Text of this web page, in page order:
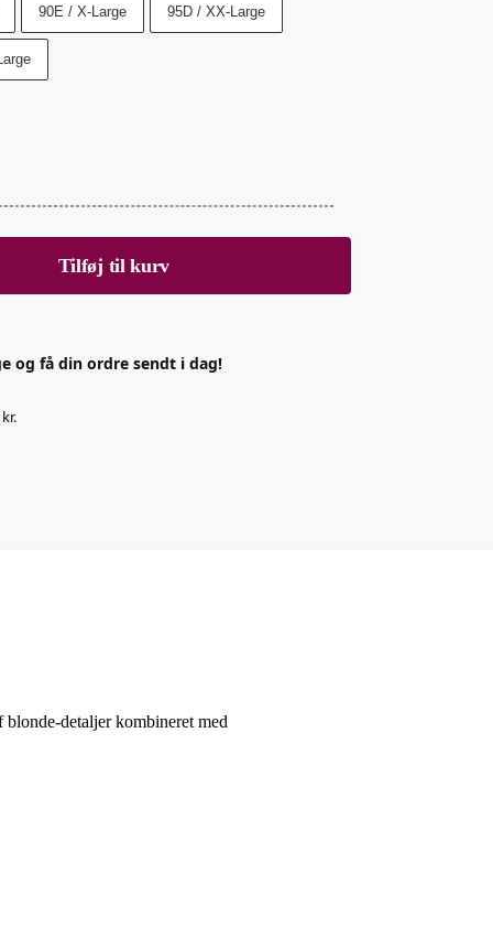
90E / X-Large 95D / XX-Large
Tilføj til kurv
og få din ordre sendt i dag!
detaljer kombineret med